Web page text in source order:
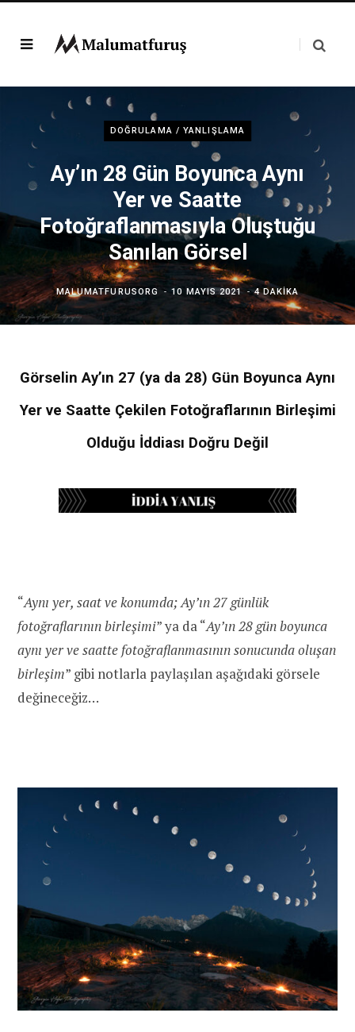
DOĞRULAMA / YANLIŞLAMA
Ay’ın 28 Gün Boyunca Aynı
Yer ve Saatte
Fotoğraflanmasıyla Oluştuğu
Sanılan Görsel
MALUMATFURUSORG 10 MAYIS 2021 4 DAKIKA
Görselin Ay’ın 27 (ya da 28) Gün Boyunca Aynı
Yer ve Saatte Çekilen Fotoğraflarının Birleşimi
Olduğu İddiası Doğru Değil
“Aynı yer, saat ve konumda; Ay’ın 27 günlük
fotoğraflarının birleşimi” ya da “Ay’ın 28 gün boyunca
aynı yer ve saatte fotoğraflanmasının sonucunda oluşan
birleşim” gibi notlarla paylaşılan aşağıdaki görsele
değineceğiz…